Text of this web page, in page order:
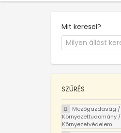
Mit keresel?
SZŰRÉS
Mezőgazdaság /
Környezettudomány /
Környezetvédelem